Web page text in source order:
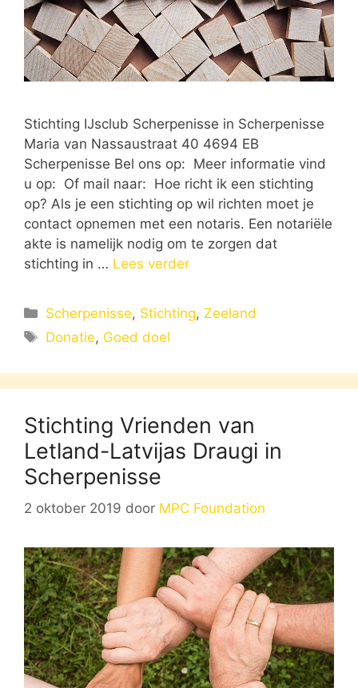
Stichting IJsclub Scherpenisse in Scherpenisse
Maria van Nassaustraat 40 4694 EB
Scherpenisse Bel ons op: Meer informatie vind
u op: Of mail naar: Hoe richt ik een stichting
op? Als je een stichting op wil richten moet je
contact opnemen met een notaris. Een notariële
akte is namelijk nodig om te zorgen dat
stichting in … Lees verder
Categorieën
Scherpenisse, Stichting, Zeeland
Tags
Donatie, Goed doel
Stichting Vrienden van
Letland-Latvijas Draugi in
Scherpenisse
2 oktober 2019 door MPC Foundation